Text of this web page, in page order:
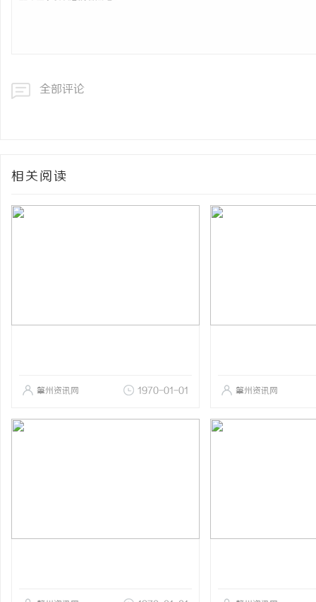
全部评论
相关阅读
肇州资讯网 1970-01-01 肇州资讯网